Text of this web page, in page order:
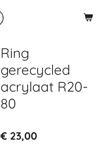
Ring
gerecycled
acrylaat R20-
80
€ 23,00